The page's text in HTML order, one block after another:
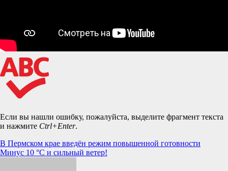
Если вы нашли ошибку, пожалуйста, выделите фрагмент текста
и нажмите Ctrl+Enter.
Навигация
по
В Пермском крае введён режим повышенной готовности
Минус 10 °C и сильный ветер!